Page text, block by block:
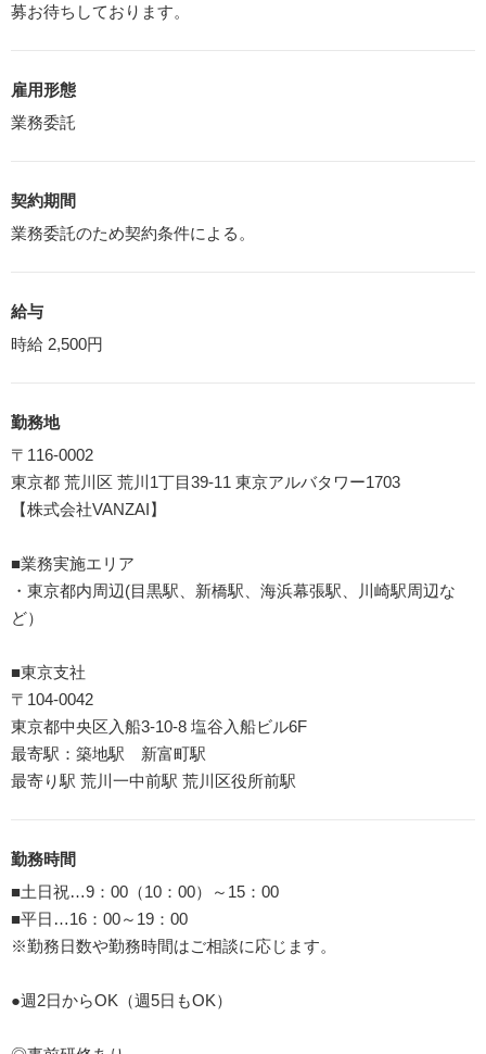
募お待ちしております。
雇用形態
業務委託
契約期間
業務委託のため契約条件による。
給与
時給 2,500円
勤務地
〒116-0002
東京都 荒川区 荒川1丁目39-11 東京アルバタワー1703
【株式会社VANZAI】
■業務実施エリア
・東京都内周辺(目黒駅、新橋駅、海浜幕張駅、川崎駅周辺な
ど）
■東京支社
〒104-0042
東京都中央区入船3-10-8 塩谷入船ビル6F
最寄駅：築地駅 新富町駅
最寄り駅 荒川一中前駅 荒川区役所前駅
勤務時間
■土日祝…9：00（10：00）～15：00
■平日…16：00～19：00
※勤務日数や勤務時間はご相談に応じます。
●週2日からOK（週5日もOK）